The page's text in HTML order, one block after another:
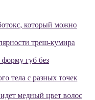
который можно
треш-кумира
губ без
тела с разных точек
медный цвет волос